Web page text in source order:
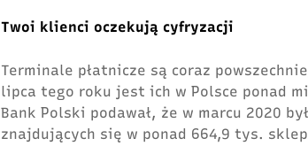
Twoi klienci oczekują cyfryzacji
Terminale płatnicze są coraz
lipca tego roku jest ich w Polsce ponad
Bank Polski podawał, że w marcu 2020
znajdujących się w ponad 664,9 tys.